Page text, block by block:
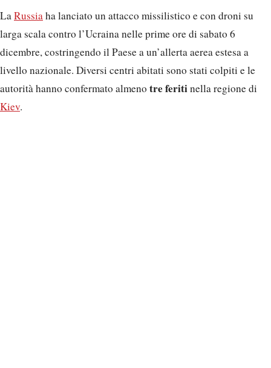
LaRussiaha lanciato un attacco missilistico e con droni su
larga scala contro l’Ucraina nelle prime ore di sabato 6
dicembre, costringendo il Paese a un’allerta aerea estesa a
livello nazionale. Diversi centri abitati sono stati colpiti e le
autorità hanno confermato almeno tre feritinella regione di
Kiev.